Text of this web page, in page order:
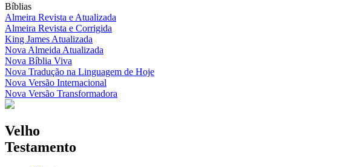
Bíblias
Almeira Revista e Atualizada
Almeira Revista e Corrigida
King James Atualizada
Nova Almeida Atualizada
Nova Bíblia Viva
Nova Tradução na Linguagem de Hoje
Nova Versão Internacional
Nova Versão Transformadora
Velho
Testamento